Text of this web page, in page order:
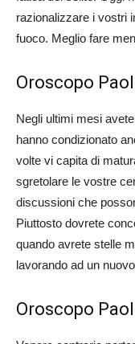
razionalizzare i vostri
fuoco. Meglio fare
Oroscopo
Negli ultimi mesi
hanno condizionato
volte vi capita di
sgretolare le vostre
discussioni che
Piuttosto dovrete
quando avrete stelle
lavorando ad un
Oroscopo